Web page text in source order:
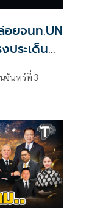
ยจนท.UN
จันทร์ที่ 3